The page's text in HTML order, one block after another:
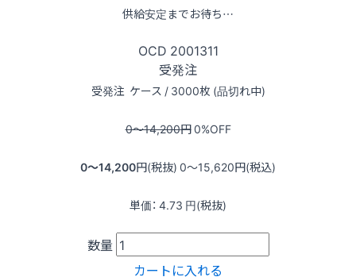
供給安定までお待ち…
OCD 2001311
受発注
受発注 ケース / 3000枚 (品切れ中)
0〜14,200円0%OFF
0〜14,200円(税抜) 0〜15,620円(税込)
単価： 4.73 円(税抜)
数量
カートに入れる